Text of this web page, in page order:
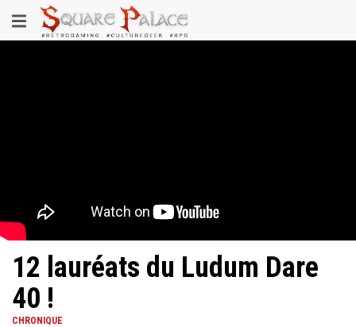
au
contenu
Toggle
navigation
12 lauréats du Ludum Dare
40 !
CHRONIQUE